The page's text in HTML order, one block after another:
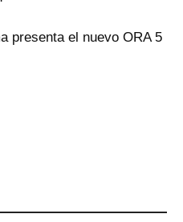
presenta el nuevo ORA 5